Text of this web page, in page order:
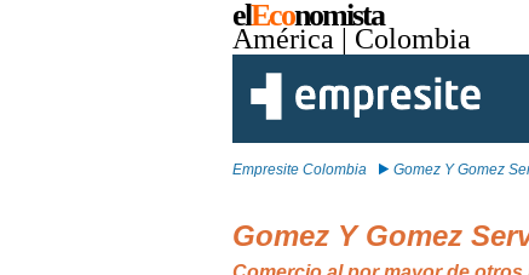
elEconomista
América | Colombia
Empresite Colombia Gomez Y Gomez
Gomez Y Gomez